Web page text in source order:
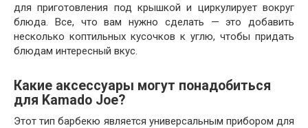
для приготовления под крышкой и циркулирует вокруг
блюда. Все, что вам нужно сделать — это добавить
несколько коптильных кусочков к углю, чтобы придать
блюдам интересный вкус.
Какие аксессуары могут понадобиться
для Kamado Joe?
Этот тип барбекю является универсальным прибором для